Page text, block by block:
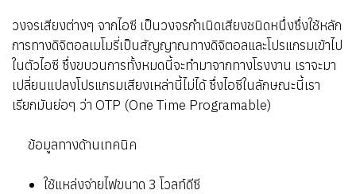
วงจรเสียงต่างๆ จากไอซี เป็นวงจรกำเนิดเสียงชนิดหนึ่งซึ่งใช้หลัก
การทางดิจิตอลเมโมรี่เป็นสัญญาณทางดิจิตอลและโปรแกรมเข้าไป
ในตัวไอซี ซึ่งขบวนการทั้งหมดนี้จะทำมาจากทางโรงงาน เราจะมา
เปลี่ยนแปลงโปรแกรมเสียงเหล่านี้ไม่ได้ ซึ่งไอซีในลักษณะนี้เรา
เรียกมันย่อๆ ว่า OTP (One Time Programable)
ข้อมูลทางด้านเทคนิค
ใช้แหล่งจ่ายไฟขนาด 3 โวลท์ดีซี